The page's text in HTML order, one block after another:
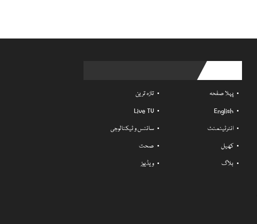
پہلا صفحہ
تازہ ترین
English
Live TV
انٹرٹینمنٹ
سائنس و ٹیکنالوجی
کھیل
صحت
بلاگ
ویڈیوز